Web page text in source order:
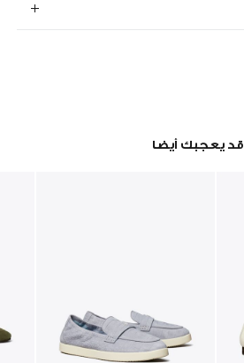
قد يعجبك أيضا